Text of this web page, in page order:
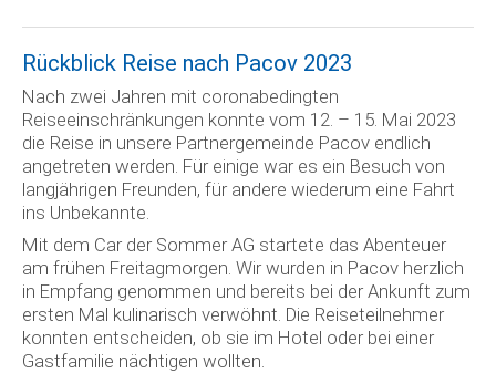
Rückblick Reise nach Pacov 2023
Nach zwei Jahren mit coronabedingten
Reiseeinschränkungen konnte vom 12. – 15. Mai 2023
die Reise in unsere Partnergemeinde Pacov endlich
angetreten werden. Für einige war es ein Besuch von
langjährigen Freunden, für andere wiederum eine Fahrt
ins Unbekannte.
Mit dem Car der Sommer AG startete das Abenteuer
am frühen Freitagmorgen. Wir wurden in Pacov herzlich
in Empfang genommen und bereits bei der Ankunft zum
ersten Mal kulinarisch verwöhnt. Die Reiseteilnehmer
konnten entscheiden, ob sie im Hotel oder bei einer
Gastfamilie nächtigen wollten.